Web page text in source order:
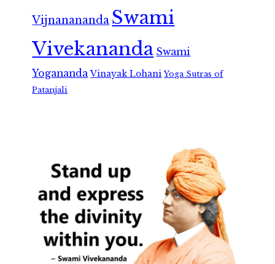
Vijnanananda Swami
Vivekananda Swami
Yogananda Vinayak Lohani Yoga Sutras of
Patanjali